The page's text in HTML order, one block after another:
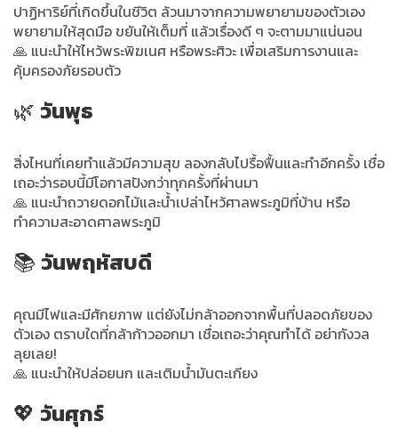
ปาฏิหาริย์ที่เกิดขึ้นในชีวิต ล้วนมาจากความพยายามของตัวเอง
พยายามให้สุดมือ ขยันให้เต็มที่ แล้วเรื่องดี ๆ จะตามมาแน่นอน
🙏 แนะนำให้ไหว้พระพิฆเนศ หรือพระศิวะ เพื่อเสริมการงานและ
คุ้มครองภัยรอบตัว
🌿 วันพุธ
สิ่งไหนที่เคยทำแล้วมีความสุข ลองกลับไปรื้อฟื้นและทำอีกครั้ง เชื่อ
เถอะว่ารอบนี้มีโอกาสปังกว่าทุกครั้งที่ผ่านมา
🙏 แนะนำถวายดอกไม้และน้ำเปล่าไหว้ศาลพระภูมิที่บ้าน หรือ
ทำความสะอาดศาลพระภูมิ
📚 วันพฤหัสบดี
คุณมีไฟและมีศักยภาพ แต่ยังไม่กล้าออกจากพื้นที่ปลอดภัยของ
ตัวเอง ตราบใดที่กล้าก้าวออกมา เชื่อเถอะว่าคุณทำได้ อย่ากังวล
ลุยเลย!
🙏 แนะนำให้ปล่อยนก และเติมน้ำมันตะเกียง
💖 วันศุกร์